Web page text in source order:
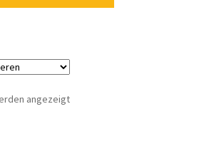
angezeigtNach